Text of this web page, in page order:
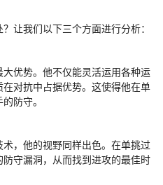
让我们以下三个方面进行分析：
优势。他不仅能灵活运用各种运
对抗中占据优势。这使得他在单
防守。
，他的视野同样出色。在单挑过
守漏洞，从而找到进攻的最佳时